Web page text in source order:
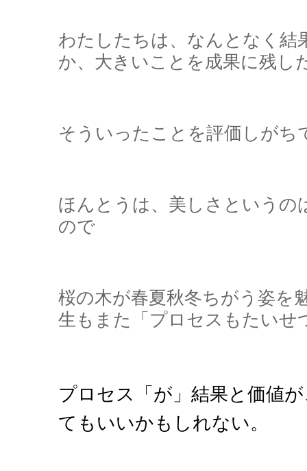
わたしたちは、なんとなく結
か、大きいことを成果に残し
そういったことを評価しがち
ほんとうは、美しさというの
ので
桜の木が春夏秋冬ちがう姿を
生もまた「プロセスもたいせ
プロセス「が」結果と価値
てもいいかもしれない。